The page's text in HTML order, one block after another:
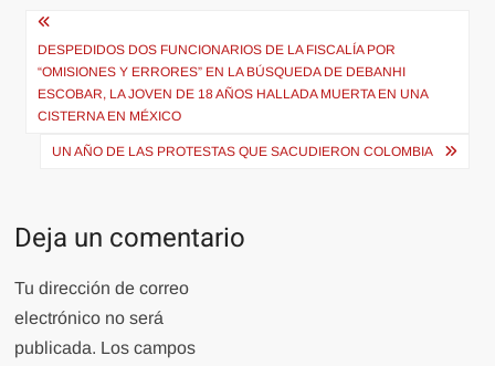
Navegación
de
entradas
DESPEDIDOS DOS FUNCIONARIOS DE LA FISCALÍA POR
“OMISIONES Y ERRORES” EN LA BÚSQUEDA DE DEBANHI
ESCOBAR, LA JOVEN DE 18 AÑOS HALLADA MUERTA EN UNA
CISTERNA EN MÉXICO
UN AÑO DE LAS PROTESTAS QUE SACUDIERON COLOMBIA
Deja un comentario
Tu dirección de correo
electrónico no será
publicada. Los campos